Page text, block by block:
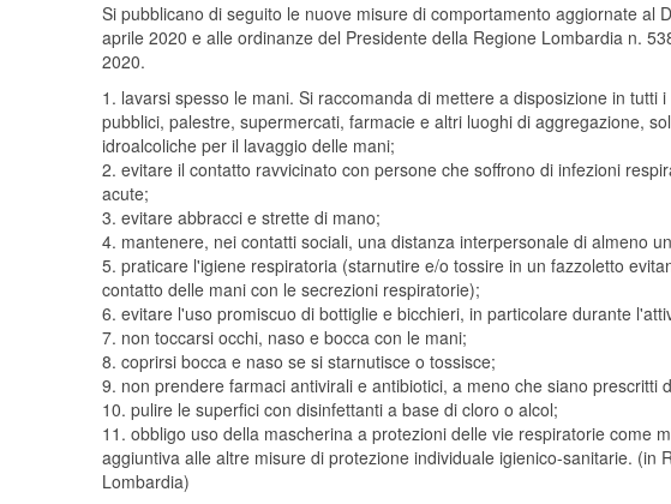
Si pubblicano di seguito le nuove misure di comportamento aggiornate al
aprile 2020 e alle ordinanze del Presidente della Regione Lombardia n.
2020.
1. lavarsi spesso le mani. Si raccomanda di mettere a disposizione in tutti i
pubblici, palestre, supermercati, farmacie e altri luoghi di aggregazione,
idroalcoliche per il lavaggio delle mani;
2. evitare il contatto ravvicinato con persone che soffrono di infezioni
acute;
3. evitare abbracci e strette di mano;
4. mantenere, nei contatti sociali, una distanza interpersonale di almeno
5. praticare l'igiene respiratoria (starnutire e/o tossire in un fazzoletto
contatto delle mani con le secrezioni respiratorie);
6. evitare l'uso promiscuo di bottiglie e bicchieri, in particolare durante
7. non toccarsi occhi, naso e bocca con le mani;
8. coprirsi bocca e naso se si starnutisce o tossisce;
9. non prendere farmaci antivirali e antibiotici, a meno che siano prescritti
10. pulire le superfici con disinfettanti a base di cloro o alcol;
11. obbligo uso della mascherina a protezioni delle vie respiratorie come
aggiuntiva alle altre misure di protezione individuale igienico-sanitarie. (in
Lombardia)